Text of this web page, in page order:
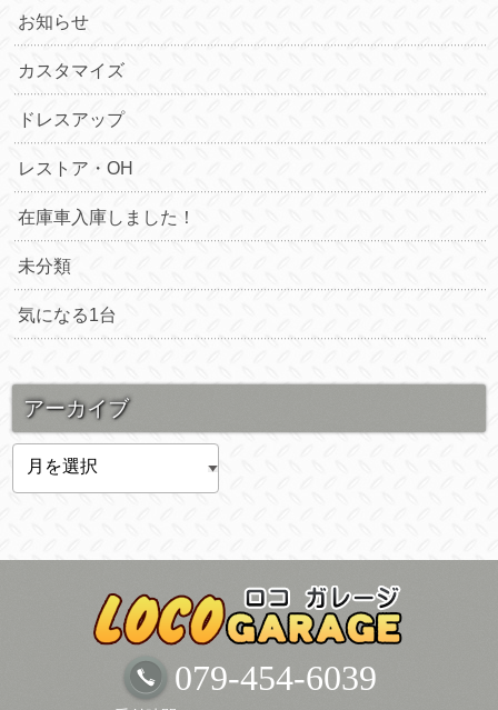
お知らせ
カスタマイズ
ドレスアップ
レストア・OH
在庫車入庫しました！
未分類
気になる1台
アーカイブ
ブ
079-454-6039